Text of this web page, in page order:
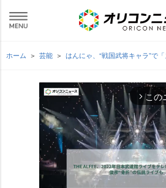
ホーム 芸能 はんにゃ、“戦国武将キャラ”で
arrow_forward_ios この